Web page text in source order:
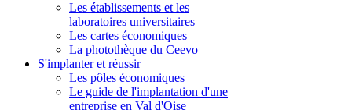
Les établissements et les
laboratoires universitaires
Les cartes économiques
La photothèque du Ceevo
S'implanter et réussir
Les pôles économiques
Le guide de l'implantation d'une
entreprise en Val d'Oise